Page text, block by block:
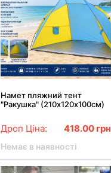
Намет пляжний тент
"Ракушка" (210х120х100см)
намет
Дроп Ціна: 418.00 грн
Немає в наявності